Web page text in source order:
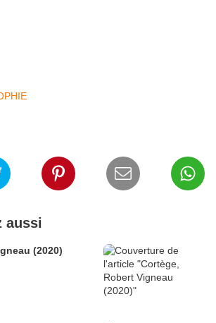
aussi
(2020)